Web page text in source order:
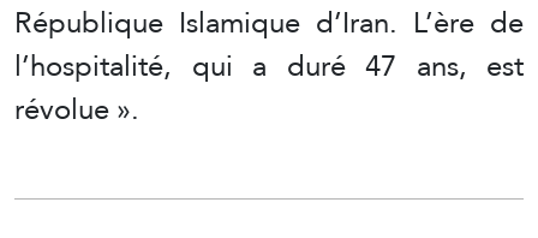
République Islamique d’Iran. L’ère de
l’hospitalité, qui a duré 47 ans, est
révolue ».